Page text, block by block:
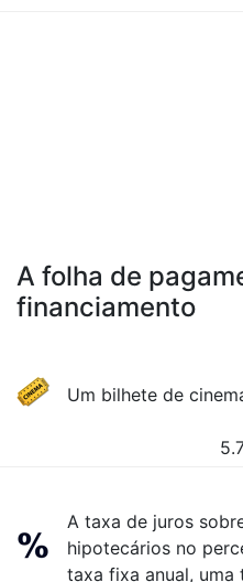
A folha de
financiamento
Um bilhete de
A taxa de juros
hipotecários no
taxa fixa anual, uma